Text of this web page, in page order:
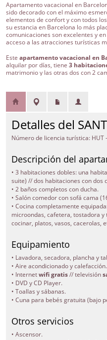
Apartamento vacacional en
sido decorado con el máximo
elementos de confort y con todos
su estancia en Barcelona lo más
comunicaciones son excelentes y
acceso a las atracciones turísticas
Este apartamento vacacional en
alquilar por días, tiene 3
matrimonio y las otras dos con 2
El apartamento dispone de una
vitrocerámica, cafetera, tostadora,
el típico barrio barcelonés donde
que podrá sentirse como un
encontrará 2 monumentos
catedral de la Sagrada Familia y el
El barrio es seguro y en él puede
restaurantes, bares con terraza,
lado y más de 10 autobuses para
con las otras zonas de Barcelona.
encontrará nuestra oficina abierta
las 18.00 horas todos los días de la
asesorarle en lo que usted
ciudad.
Detalles del
Número de licencia turística: HUT
Descripción del
• 3 habitaciones dobles: una
suite) // dos habitaciones con dos
• 2 baños completos con ducha.
• Salón comedor con sofá cama
• Cocina completamente
microondas, cafetera, tostadora
cocinar, platos, vasos, cacerolas,
Equipamiento
• Lavadora, secadora, plancha y
• Aire acondicionado y calefacción.
• Internetwifi gratis// televisión
• DVD y CD Player.
• Toallas y sábanas.
• Cuna para bebés gratuita (bajo
Otros servicios
• Ascensor.